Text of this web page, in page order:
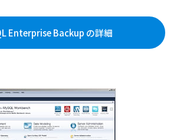
Enterprise Backup の詳細